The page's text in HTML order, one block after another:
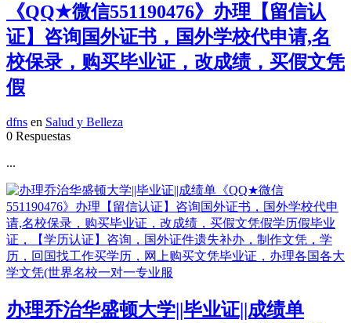
《QQ★微信551190476》办理【留信认
证】咨询国外证书，国外学校代申请,名
校保录，购买毕业证，改成绩，买假文凭
假
dfns en Salud y Belleza
0 Respuestas
...
办理乔治华盛顿大学||毕业证||成绩单